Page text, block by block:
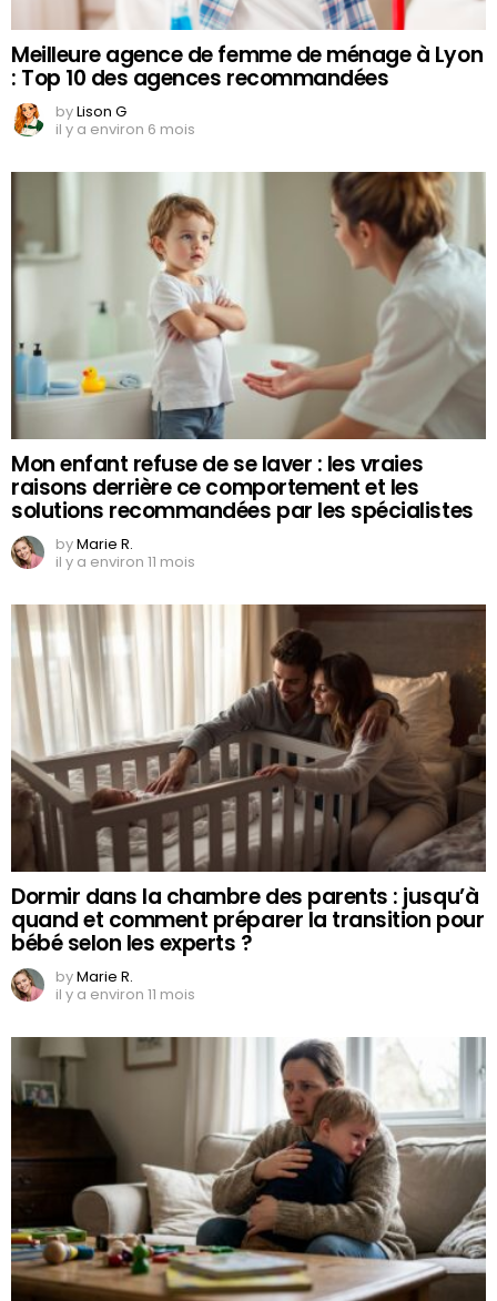
Meilleure agence de femme de ménage à Lyon
: Top 10 des agences recommandées
byLison G
il y a environ 6 mois
Mon enfant refuse de se laver : les vraies
raisons derrière ce comportement et les
solutions recommandées par les spécialistes
byMarie R.
il y a environ 11 mois
Dormir dans la chambre des parents : jusqu’à
quand et comment préparer la transition pour
bébé selon les experts ?
byMarie R.
il y a environ 11 mois